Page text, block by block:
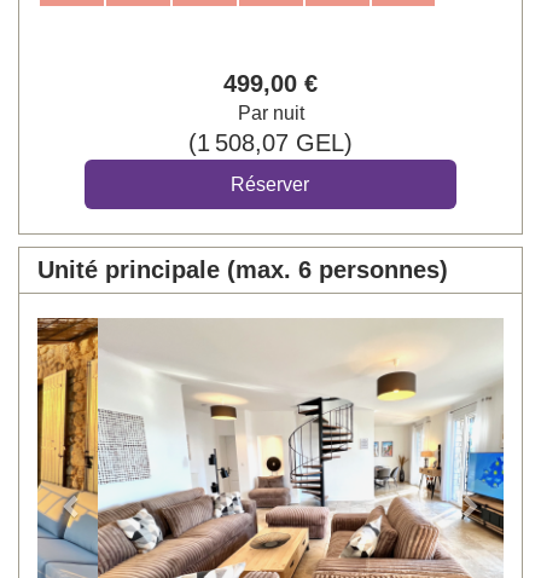
499,00 €
Par nuit
(1 508,07 GEL)
Unité principale (max. 6 personnes)
Previous